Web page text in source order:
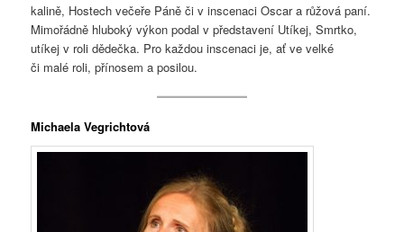
kalině, Hostech večeře Páně či v inscenaci Oscar a růžová paní.
Mimořádně hluboký výkon podal v představení Utíkej, Smrtko,
utíkej v roli dědečka. Pro každou inscenaci je, ať ve velké
či malé roli, přínosem a posilou.
Michaela Vegrichtová